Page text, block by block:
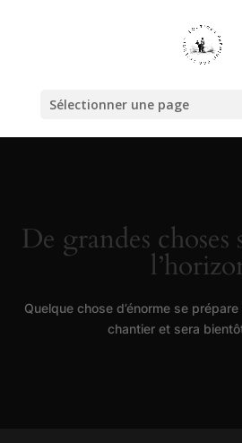
Sélectionner une page
De grandes
Quelque chose d’énorme se
chantier et sera